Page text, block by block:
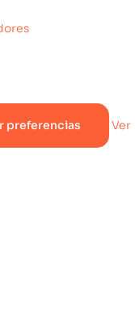
preferencias Ver